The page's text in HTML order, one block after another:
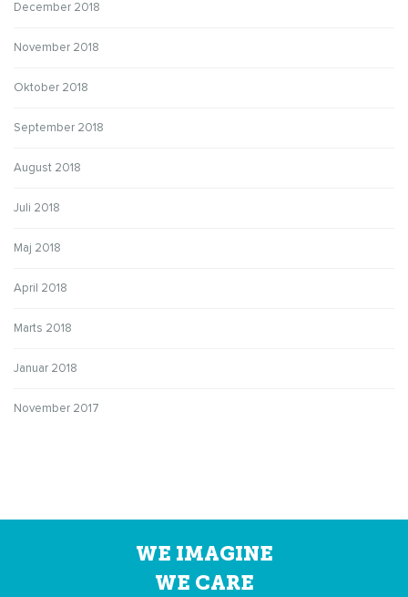
December 2018
November 2018
Oktober 2018
September 2018
August 2018
Juli 2018
Maj 2018
April 2018
Marts 2018
Januar 2018
November 2017
WE IMAGINE
WE CARE